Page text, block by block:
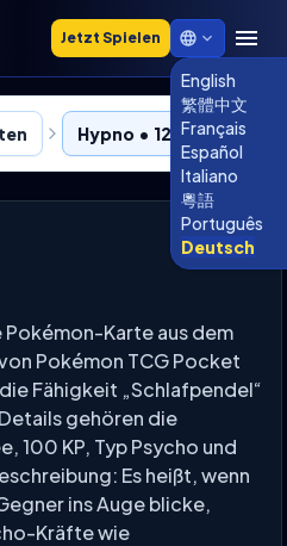
Jetzt Spielen
English
繁體中文
Français
Español
Italiano
粵語
Português
Deutsch
Hypno • 125
Pokémon-Karte aus dem
Pokémon TCG Pocket
Fähigkeit „Schlafpendel“
gehören die
100 KP, Typ Psycho und
Es heißt, wenn
ins Auge blicke,
Kräfte wie